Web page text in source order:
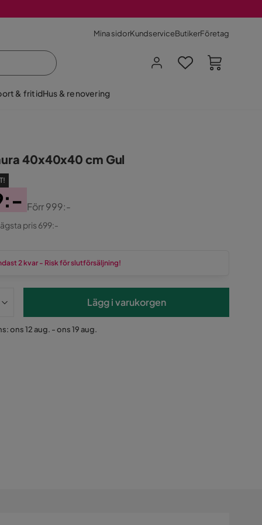
Mina sidorKundserviceButikerFöretag
& fritidHus & renovering
40x40x40 cm Gul
Förr999:-
pris 699:-
2 kvar - Risk för slutförsäljning!
Lägg i varukorgen
ons 12 aug. - ons 19 aug.